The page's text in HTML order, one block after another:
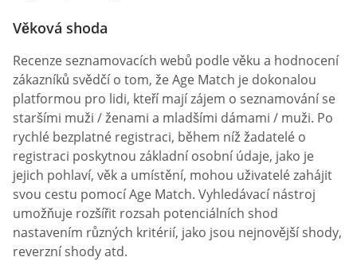
Věková shoda
Recenze seznamovacích webů podle věku a hodnocení
zákazníků svědčí o tom, že Age Match je dokonalou
platformou pro lidi, kteří mají zájem o seznamování se
staršími muži / ženami a mladšími dámami / muži. Po
rychlé bezplatné registraci, během níž žadatelé o
registraci poskytnou základní osobní údaje, jako je
jejich pohlaví, věk a umístění, mohou uživatelé zahájit
svou cestu pomocí Age Match. Vyhledávací nástroj
umožňuje rozšířit rozsah potenciálních shod
nastavením různých kritérií, jako jsou nejnovější shody,
reverzní shody atd.